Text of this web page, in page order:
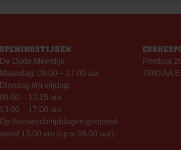
OPENINGSTIJDEN
De Oude Meerdijk
Maandag: 09.00 – 17.00 uur
Dinsdag t/m vrijdag:
09.00 – 12.15 uur
13.00 – 17.00 uur
Op thuiswedstrijddagen geopend
vanaf 13.00 uur (i.p.v. 09.00 uur).
Postbus
7800 AA